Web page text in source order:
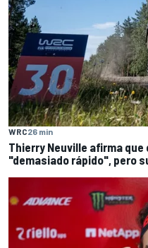
WRC26 min
Thierry Neuville afirma que
"demasiado rápido", pero